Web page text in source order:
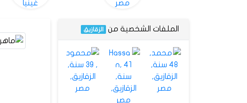
الملفات الشخصية من الزقازيق